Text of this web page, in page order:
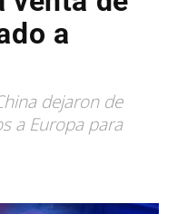
a
dejaron de
a Europa para